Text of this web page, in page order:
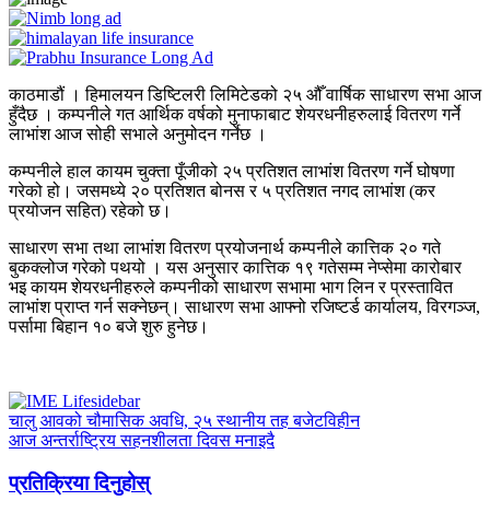
काठमाडौं । हिमालयन डिष्टिलरी लिमिटेडको २५ औँ वार्षिक साधारण सभा आज
हुँदैछ । कम्पनीले गत आर्थिक वर्षको मुनाफाबाट शेयरधनीहरुलाई वितरण गर्ने
लाभांश आज सोही सभाले अनुमोदन गर्नेछ ।
कम्पनीले हाल कायम चुक्ता पूँजीको २५ प्रतिशत लाभांश वितरण गर्ने घोषणा
गरेको हो। जसमध्ये २० प्रतिशत बोनस र ५ प्रतिशत नगद लाभांश (कर
प्रयोजन सहित) रहेको छ।
साधारण सभा तथा लाभांश वितरण प्रयोजनार्थ कम्पनीले कात्तिक २० गते
बुकक्लोज गरेको पथयो । यस अनुसार कात्तिक १९ गतेसम्म नेप्सेमा कारोबार
भइ कायम शेयरधनीहरुले कम्पनीको साधारण सभामा भाग लिन र प्रस्तावित
लाभांश प्राप्त गर्न सक्नेछन्। साधारण सभा आफ्नो रजिष्टर्ड कार्यालय, विरगञ्ज,
पर्सामा बिहान १० बजे शुरु हुनेछ।
चालु आवको चौमासिक अवधि, २५ स्थानीय तह बजेटविहीन
आज अन्तर्राष्ट्रिय सहनशीलता दिवस मनाइदै
प्रतिक्रिया दिनुहोस्